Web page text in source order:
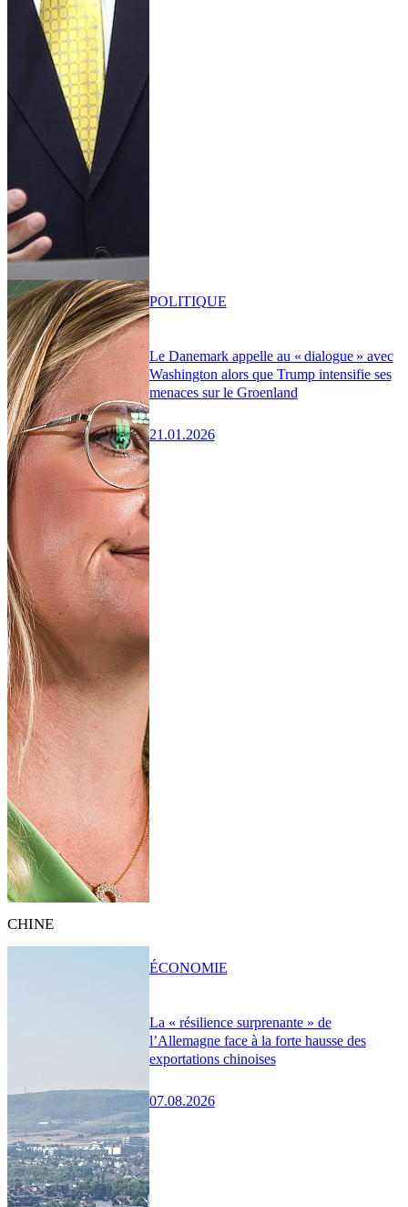
Le Danemark appelle au « dialogue » avec
Washington alors que Trump intensifie ses
menaces sur le Groenland
21.01.2026
POLITIQUE
CHINE
La « résilience surprenante » de
l’Allemagne face à la forte hausse des
exportations chinoises
07.08.2026
ÉCONOMIE